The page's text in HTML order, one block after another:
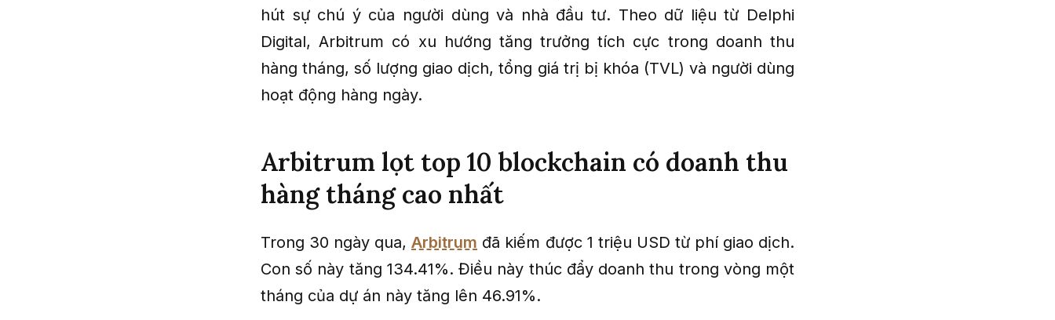
hút sự chú ý của người dùng và nhà đầu tư. Theo dữ liệu từ Delphi
Digital, Arbitrum có xu hướng tăng trưởng tích cực trong doanh thu
hàng tháng, số lượng giao dịch, tổng giá trị bị khóa (TVL) và người dùng
hoạt động hàng ngày.
Arbitrum lọt top 10 blockchain có doanh thu
hàng tháng cao nhất
Trong 30 ngày qua,Arbitrum đã kiếm được 1 triệu USD từ phí giao dịch.
Con số này tăng 134.41%. Điều này thúc đẩy doanh thu trong vòng một
tháng của dự án này tăng lên 46.91%.